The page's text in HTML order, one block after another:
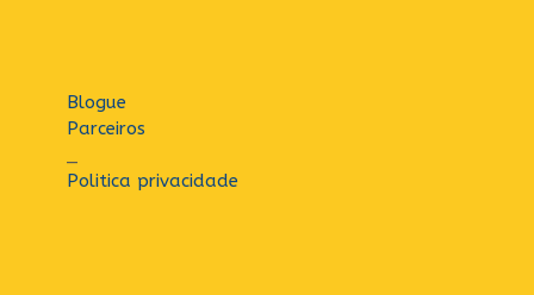
Blogue
Parceiros
Politica privacidade